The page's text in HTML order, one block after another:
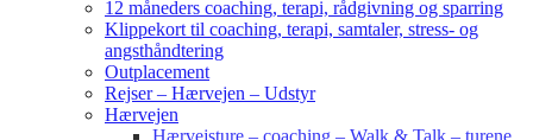
12 måneders coaching, terapi, rådgivning og sparring
Klippekort til coaching, terapi, samtaler, stress- og
angsthåndtering
Outplacement
Rejser – Hærvejen – Udstyr
Hærvejen
Hærvejsture – coaching – Walk & Talk – turene